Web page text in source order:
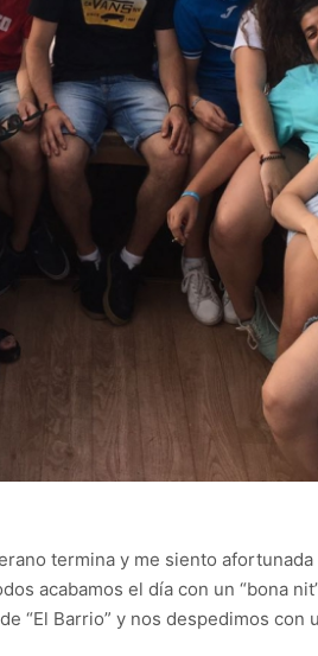
termina y me siento
acabamos el día con un “bona
“El Barrio” y nos despedimos con